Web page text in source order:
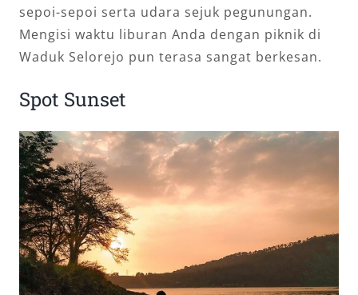
sepoi-sepoi serta udara sejuk pegunungan.
Mengisi waktu liburan Anda dengan piknik di
Waduk Selorejo pun terasa sangat berkesan.
Spot Sunset